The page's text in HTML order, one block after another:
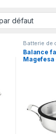
Batterie de
Balance
Magefesa